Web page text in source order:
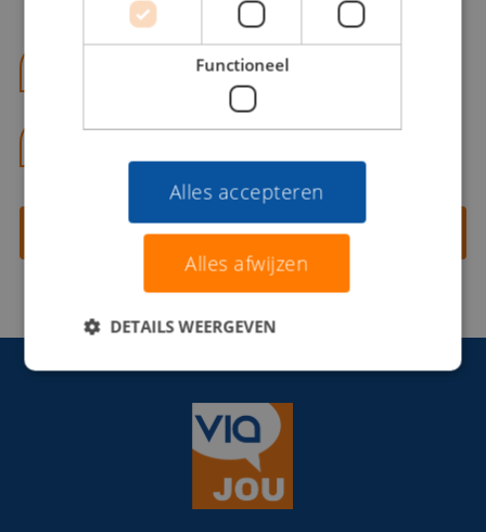
benno@viajou.nl
Contact opnemen
Functioneel
Alles accepteren
Alles afwijzen
DETAILS WEERGEVEN